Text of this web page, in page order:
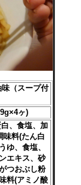
（スープ付
ヶ)
、食塩、加
味料(たん白
ゆ、食塩、
エキス、砂
つおぶし粉
料(アミノ酸